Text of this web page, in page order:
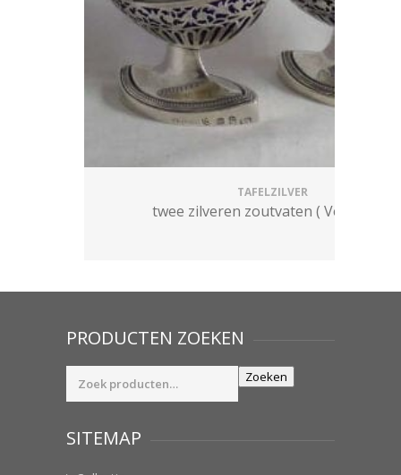
TAFELZILVER
twee zilveren zoutvaten ( Verkocht )
PRODUCTEN ZOEKEN
Zoeken
Zoeken
SITEMAP